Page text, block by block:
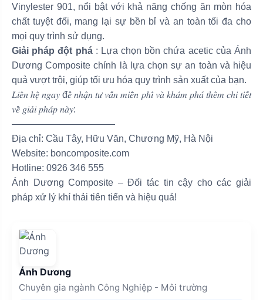
Vinylester 901, nổi bật với khả năng chống ăn mòn hóa
chất tuyệt đối, mang lại sự bền bỉ và an toàn tối đa cho
mọi quy trình sử dụng.
Giải pháp đột phá: Lựa chọn bồn chứa acetic của Ánh
Dương Composite chính là lựa chọn sự an toàn và hiệu
quả vượt trội, giúp tối ưu hóa quy trình sản xuất của bạn.
𝐿𝑖𝑒̂𝑛 ℎ𝑒̣̂ 𝑛𝑔𝑎𝑦 đ𝑒̂̉ 𝑛ℎ𝑎̣̂𝑛 𝑡𝑢̛ 𝑣𝑎̂́𝑛 𝑚𝑖𝑒̂̃𝑛 𝑝ℎ𝑖́ 𝑣𝑎̀ 𝑘ℎ𝑎́𝑚 𝑝ℎ𝑎́ 𝑡ℎ𝑒̂𝑚 𝑐ℎ𝑖 𝑡𝑖𝑒̂́𝑡
𝑣𝑒̂̀ 𝑔𝑖𝑎̉𝑖 𝑝ℎ𝑎́𝑝 𝑛𝑎̀𝑦:
———————————
Địa chỉ: Cầu Tây, Hữu Văn, Chương Mỹ, Hà Nội
Website: boncomposite.com
Hotline: 0926 346 555
Ánh Dương Composite – Đối tác tin cậy cho các giải
pháp xử lý khí thải tiên tiến và hiệu quả!
Ánh Dương
Chuyên gia ngành Công Nghiệp - Môi trường